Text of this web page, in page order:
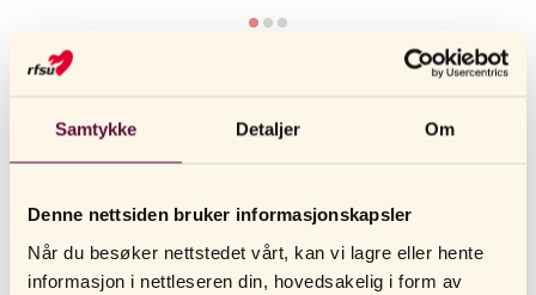
Samtykke Detaljer Om
Denne nettsiden bruker informasjonskapsler
Når du besøker nettstedet vårt, kan vi lagre eller hente
informasjon i nettleseren din, hovedsakelig i form av
RFSU
KONDOMER FOR STIMULERING AV FLERE SANSER!
RFSU Tasty er en blanding av de mest populære kondomene med
aroma for duft og smak, for de som ønsker å stimulere mer enn én